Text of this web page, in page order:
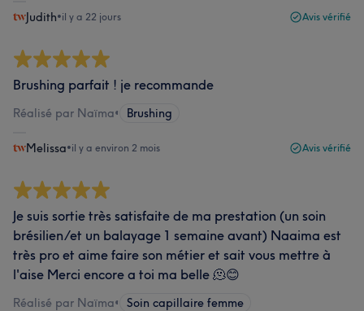
Judith•il y a 22 jours Avis vérifié
Brushing parfait ! je recommande
Réalisé par Naïma• Brushing
Melissa•il y a environ 2 mois Avis vérifié
Je suis sortie très satisfaite de ma prestation (un soin
brésilien/et un balayage 1 semaine avant) Naaima est
très pro et aime faire son métier et sait vous mettre à
l'aise Merci encore a toi ma belle 🫠😊
Réalisé par Naïma• Soin capillaire femme